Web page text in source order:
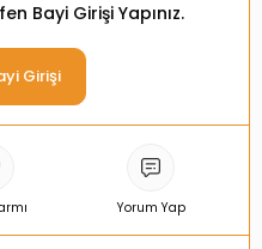
Bayi Girişi Yapınız.
Girişi
Yorum Yap